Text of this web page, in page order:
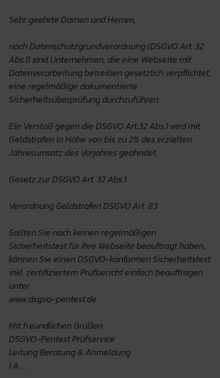
Sehr geehrte Damen und Herren,
nach Datenschutzgrundverordnung (DSGVO Art. 32
Abs.1) sind Unternehmen, die eine Webseite mit
Datenverarbeitung betreiben gesetzlich verpflichtet,
eine regelmäßige dokumentierte
Sicherheitsüberprüfung durchzuführen.
Ein Verstoß gegen die DSGVO Art.32 Abs.1 wird mit
Geldstrafen in Höhe von bis zu 2% des erzielten
Jahresumsatz des Vorjahres geahndet.
Gesetz zur DSGVO Art. 32 Abs.1
Verordnung Geldstrafen DSGVO Art. 83
Sollten Sie noch keinen regelmäßigen
Sicherheitstest für Ihre Webseite beauftragt haben,
können Sie einen DSGVO-konformen Sicherheitstest
inkl. zertifiziertem Prüfbericht einfach beauftragen
unter:
www.dsgvo-pentest.de
Mit freundlichen Grüßen
DSGVO-Pentest Prüfservice
Leitung Beratung & Anmeldung
i.A. …